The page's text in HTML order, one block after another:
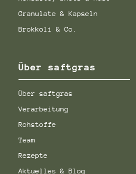
Granulate & Kapseln
Brokkoli & Co.
Über saftgras
Über saftgras
Verarbeitung
Rohstoffe
Team
Rezepte
Aktuelles & Blog